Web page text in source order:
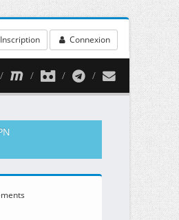
Inscription Connexion